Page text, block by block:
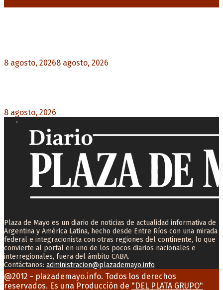
8 agosto, 20268 agosto, 2026
8 agosto, 2026
Plaza de Mayo es un diario de noticias de actualidad informativa de
Argentina y América Latina, hecho desde Entre Ríos con una mirada
federal e integracionista con otras regiones del continente, lo que
convierte al portal en uno de los pocos diarios nacionales e
interregionales, fuera del ámbito CABA.
Contáctanos: administracion@plazademayo.info
Facebook
Twitter
Instagram
Youtube
Email
@2012 - plazademayo.info. Todos los derechos
reservados. Es una Producción de "DEL PLATA GRUPO"